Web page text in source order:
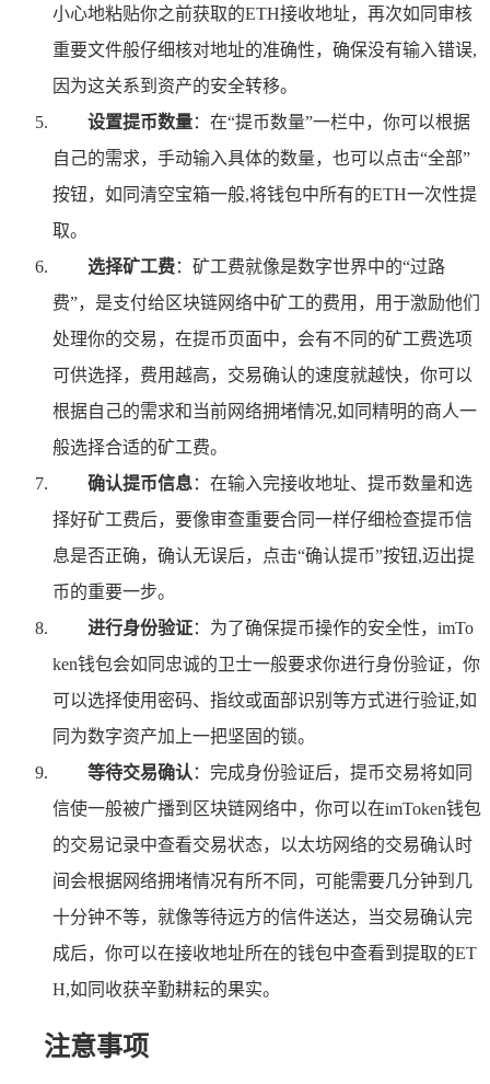
小心地粘贴你之前获取的ETH接收地址，再次如同审核
重要文件般仔细核对地址的准确性，确保没有输入错误,
因为这关系到资产的安全转移。
设置提币数量：在“提币数量”一栏中，你可以根据
自己的需求，手动输入具体的数量，也可以点击“全部”
按钮，如同清空宝箱一般,将钱包中所有的ETH一次性提
取。
选择矿工费：矿工费就像是数字世界中的“过路
费”，是支付给区块链网络中矿工的费用，用于激励他们
处理你的交易，在提币页面中，会有不同的矿工费选项
可供选择，费用越高，交易确认的速度就越快，你可以
根据自己的需求和当前网络拥堵情况,如同精明的商人一
般选择合适的矿工费。
确认提币信息：在输入完接收地址、提币数量和选
择好矿工费后，要像审查重要合同一样仔细检查提币信
息是否正确，确认无误后，点击“确认提币”按钮,迈出提
币的重要一步。
进行身份验证：为了确保提币操作的安全性，imTo
ken钱包会如同忠诚的卫士一般要求你进行身份验证，你
可以选择使用密码、指纹或面部识别等方式进行验证,如
同为数字资产加上一把坚固的锁。
等待交易确认 ：完成身份验证后，提币交易将如同
信使一般被广播到区块链网络中，你可以在imToken钱包
的交易记录中查看交易状态，以太坊网络的交易确认时
间会根据网络拥堵情况有所不同，可能需要几分钟到几
十分钟不等，就像等待远方的信件送达，当交易确认完
成后，你可以在接收地址所在的钱包中查看到提取的ET
H,如同收获辛勤耕耘的果实。
注意事项